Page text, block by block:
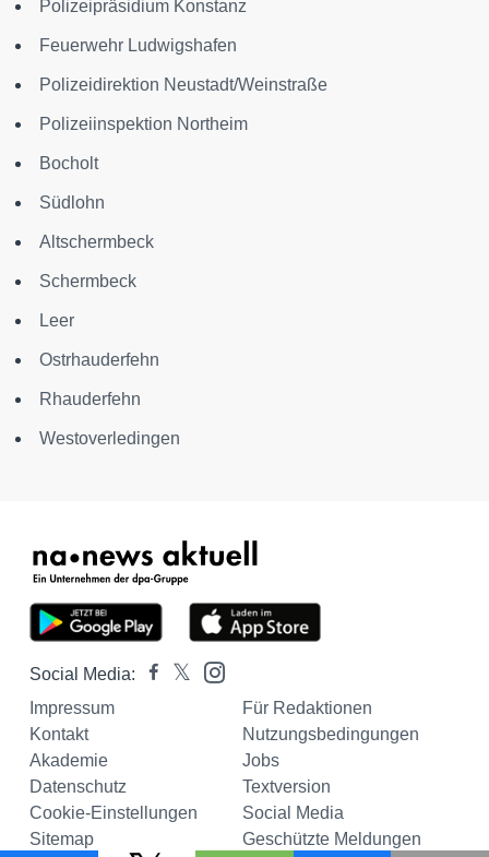
Polizeipräsidium Konstanz
Feuerwehr Ludwigshafen
Polizeidirektion Neustadt/Weinstraße
Polizeiinspektion Northeim
Bocholt
Südlohn
Altschermbeck
Schermbeck
Leer
Ostrhauderfehn
Rhauderfehn
Westoverledingen
Social Media:
Impressum
Für Redaktionen
Kontakt
Nutzungsbedingungen
Akademie
Jobs
Datenschutz
Textversion
Cookie-Einstellungen
Social Media
Sitemap
Geschützte Meldungen